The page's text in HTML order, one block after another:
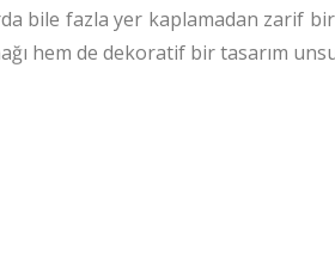
bile fazla yer kaplamadan zarif
hem de dekoratif bir tasarım